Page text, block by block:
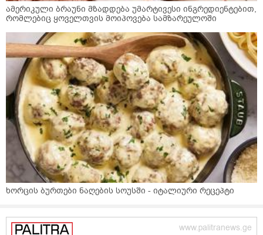
ამერიკული ბრაუნი მზადდება უმარტივესი ინგრედიენტებით,
რომლებიც ყოველთვის მოიპოვება სამზარეულოში
ხორცის ბურთები ნაღების სოუსში - იტალიური რეცეპტი